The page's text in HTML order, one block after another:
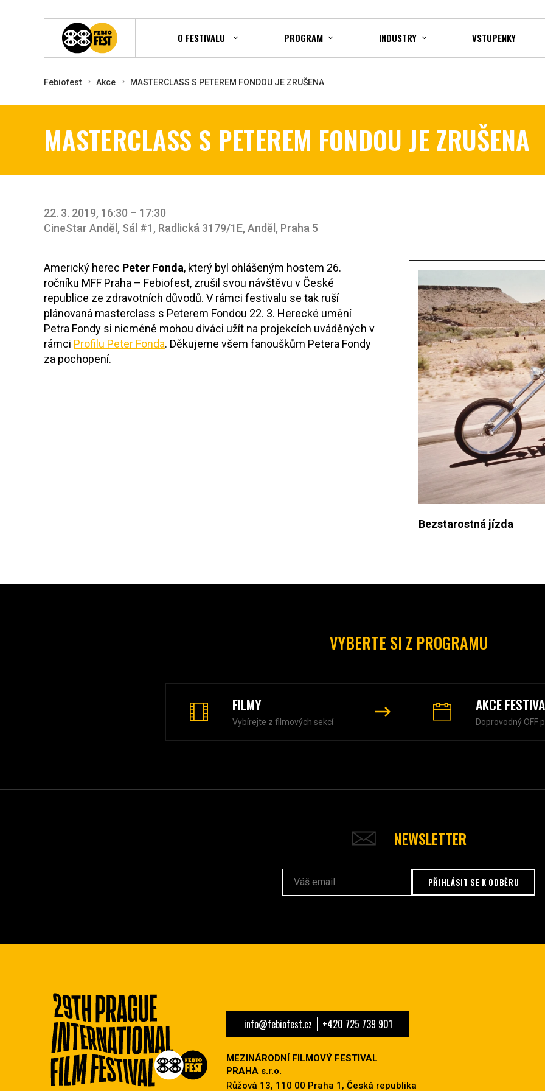
O FESTIVALU PROGRAM INDUSTRY VSTUPENKY
Febiofest Akce MASTERCLASS S PETEREM FONDOU JE ZRUŠENA
MASTERCLASS S PETEREM FONDOU JE ZRUŠENA
22. 3. 2019, 16:30 – 17:30
CineStar Anděl, Sál #1, Radlická 3179/1E, Anděl, Praha 5
Bezstarostná jízda
Americký herec Peter Fonda, který byl ohlášeným hostem 26.
ročníku MFF Praha – Febiofest, zrušil svou návštěvu v České
republice ze zdravotních důvodů. V rámci festivalu se tak ruší
plánovaná masterclass s Peterem Fondou 22. 3. Herecké umění
Petra Fondy si nicméně mohou diváci užít na projekcích uváděných v
rámci Profilu Peter Fonda. Děkujeme všem fanouškům Petera Fondy
za pochopení.
VYBERTE SI Z PROGRAMU
FILMY
Vybírejte z filmových sekcí
AKCE
Doprovodný OFF
NEWSLETTER
PŘIHLÁSIT SE K ODBĚRU
info@febiofest.cz +420 725 739 901
MEZINÁRODNÍ FILMOVÝ FESTIVAL
PRAHA s.r.o.
Růžová 13, 110 00 Praha 1, Česká republika